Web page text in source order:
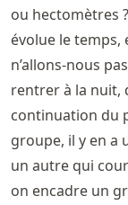
ou hectomètres
évolue le temps,
n’allons-nous
rentrer à la nuit,
continuation du
groupe, il y en a
un autre qui
on encadre un